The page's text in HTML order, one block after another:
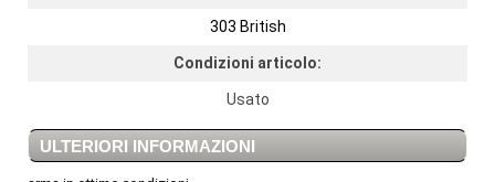
303 British
Condizioni articolo:
Usato
ULTERIORI INFORMAZIONI